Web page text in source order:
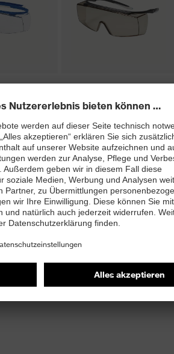
super
Bügelbrille uvex super
f OTG
für die mehrfache Sterilisation